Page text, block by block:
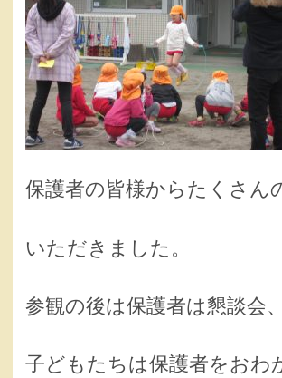
保護者の皆様からたくさん
いただきました。
参観の後は保護者は懇談会、
子どもたちは保護者をおわ